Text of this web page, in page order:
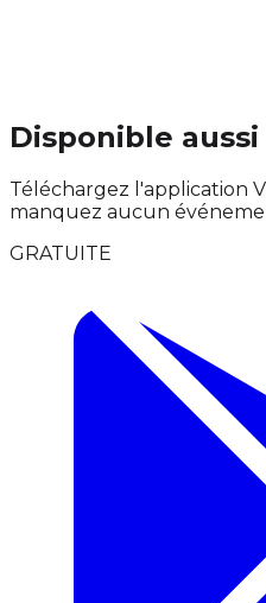
Disponible
Téléchargez l'application
manquez aucun
GRATUITE